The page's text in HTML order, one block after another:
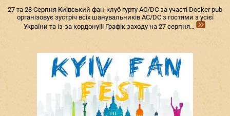
27 та 28 Серпня Київський фан-клуб гурту AC/DС за участі Docker pub
організовує зустріч всіх шанувальників AC/DС з гостями з усієї
України та із-за кордону!!! Графік заходу на 27 серпня…